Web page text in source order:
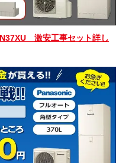
激安工事セット詳し